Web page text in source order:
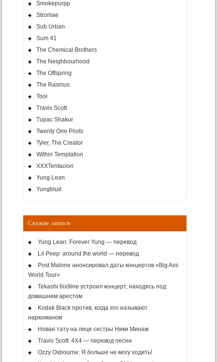
Smokepurpp
Stromae
Sub Urban
Sum 41
The Chemical Brothers
The Neighbourhood
The Offspring
The Rasmus
Tool
Travis Scott
Tupac Shakur
Twenty One Pilots
Tyler, The Creator
Within Temptation
XXXTentacion
Yung Lean
Yungblud
Свежие записи
Yung Lean: Forever Yung — перевод
Lil Peep: around the world — перевод
Post Malone анонсировал даты концертов «Big Ass
World Tour»
Tekashi 6ix9ine устроил концерт, находясь под
домашним арестом
Kodak Black против, когда его называют
наркоманом
Новая тату на лице сестры Ники Минаж
Travis Scott: 4X4 — перевод песни
Ozzy Osbourne: Я больше не могу ходить!